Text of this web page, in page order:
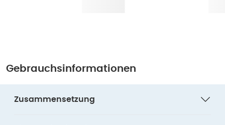
Gebrauchsinformationen
Zusammensetzung